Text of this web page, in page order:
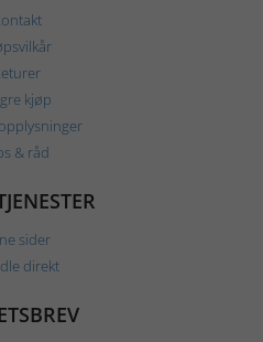
kjøp
& råd
sider
direkt